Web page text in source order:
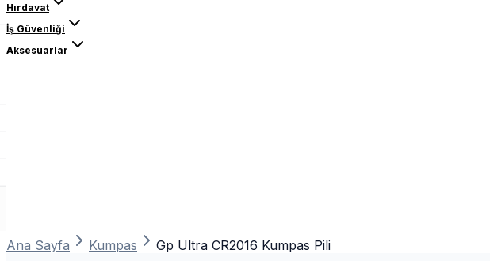
Hırdavat
İş Güvenliği
Aksesuarlar
Ana Sayfa Kumpas Gp Ultra CR2016 Kumpas Pili